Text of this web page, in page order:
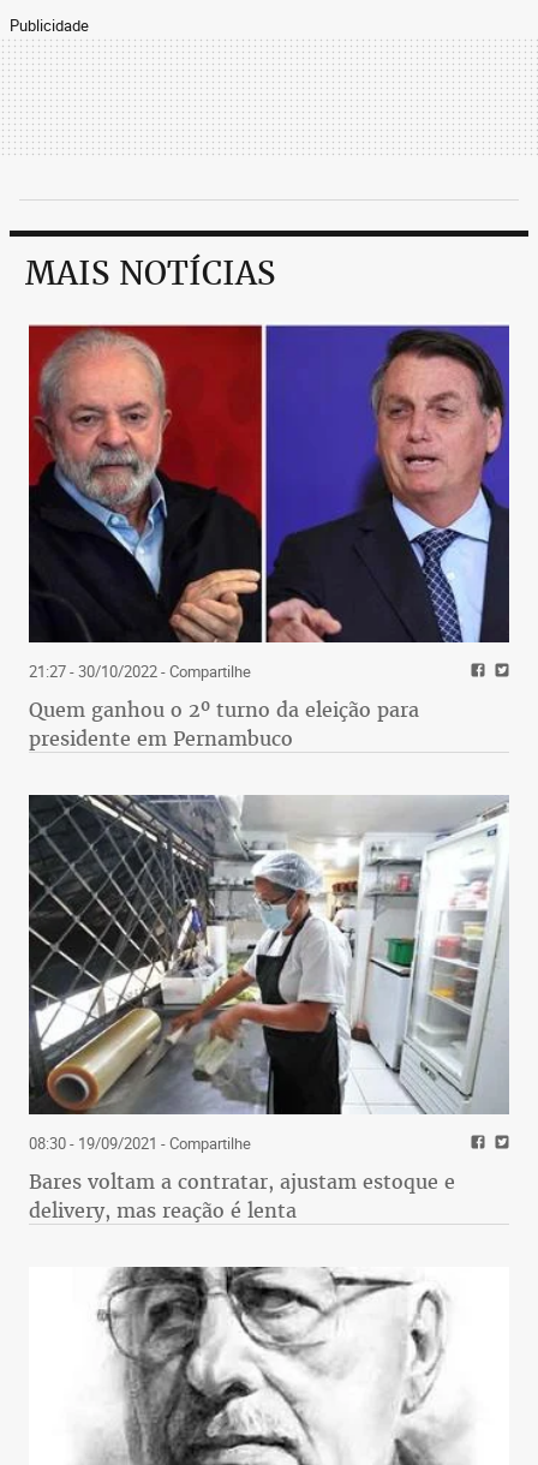
Publicidade
MAIS NOTÍCIAS
21:27 - 30/10/2022- Compartilhe
Quem ganhou o 2º turno da eleição para
presidente em Pernambuco
08:30 - 19/09/2021 - Compartilhe
Bares voltam a contratar, ajustam estoque e
delivery, mas reação é lenta